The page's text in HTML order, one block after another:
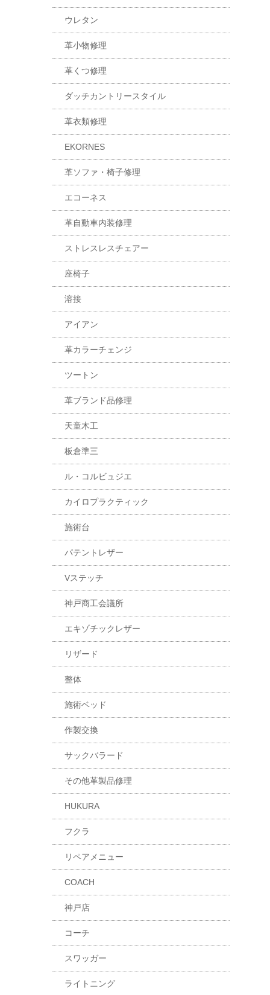
ウレタン
革小物修理
革くつ修理
ダッチカントリースタイル
革衣類修理
EKORNES
革ソファ・椅子修理
エコーネス
革自動車内装修理
ストレスレスチェアー
座椅子
溶接
アイアン
革カラーチェンジ
ツートン
革ブランド品修理
天童木工
板倉準三
ル・コルビュジエ
カイロプラクティック
施術台
パテントレザー
Vステッチ
神戸商工会議所
エキゾチックレザー
リザード
整体
施術ベッド
作製交換
サックバラード
その他革製品修理
HUKURA
フクラ
リペアメニュー
COACH
神戸店
コーチ
スワッガー
ライトニング